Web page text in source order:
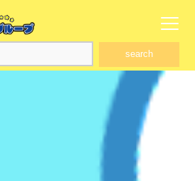
search